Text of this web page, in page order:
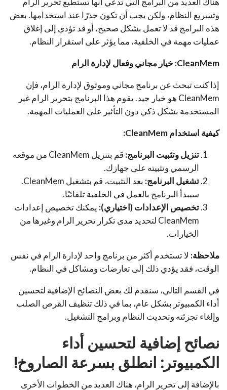
وتسريع النظام، ولكن يجب أن تكون حذرًا عند استخدامها. بعض
هذه البرامج قد لا تعمل بشكل صحيح، أو قد تؤدي إلى إغلاق
عمليات مهمة في الخلفية، مما يؤثر على استقرار النظام.
CleanMem: خيار مجاني وفعال لإدارة الرام
إذا كنت تبحث عن برنامج مجاني وموثوق لإدارة الرام، فإن
CleanMem هو خيار جيد. يقوم هذا البرنامج بتحرير الرام غير
المستخدمة بشكل ذكي دون التأثير على العمليات المهمة.
كيفية استخدام CleanMem:
تنزيل وتثبيت البرنامج:
قم بتنزيل CleanMem من موقعه
الرسمي وتثبيته على جهازك.
تشغيل البرنامج:
بعد التثبيت، قم بتشغيل CleanMem.
سيبدأ البرنامج بالعمل في الخلفية تلقائيًا.
تخصيص الإعدادات (اختياري): يمكنك تخصيص إعدادات
CleanMem لتحديد مدى تكرار تحرير الرام وغيرها من
الخيارات.
ملاحظة: لا تستخدم أكثر من برنامج واحد لإدارة الرام في نفس
الوقت، فقد يؤدي ذلك إلى تعارضات ومشاكل في النظام.
في القسم التالي، سنقدم لك بعض النصائح الإضافية لتحسين
أداء الكمبيوتر بشكل عام، بما في ذلك تنظيف القرص الصلب
وإلغاء تجزئته وتحديث النظام وبرامج التشغيل.
نصائح إضافية لتحسين أداء
الكمبيوتر: انطلق بسرعة الصاروخ!
بالإضافة إلى تحرير الرام، هناك العديد من الخطوات الأخرى